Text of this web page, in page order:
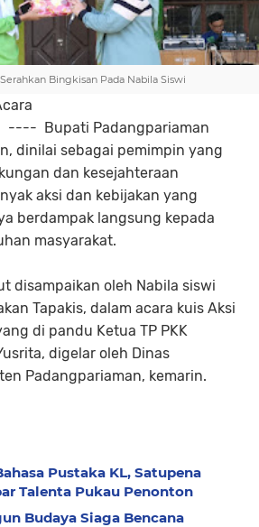
Bingkisan Pada Nabila Siswi
---- Bupati Padangpariaman
dinilai sebagai pemimpin yang
dan kesejahteraan
aksi dan kebijakan yang
berdampak langsung kepada
masyarakat.
disampaikan oleh Nabila siswi
Tapakis, dalam acara kuis Aksi
di pandu Ketua TP PKK
digelar oleh Dinas
Padangpariaman, kemarin.
Pustaka KL, Satupena
Talenta Pukau Penonton
Budaya Siaga Bencana